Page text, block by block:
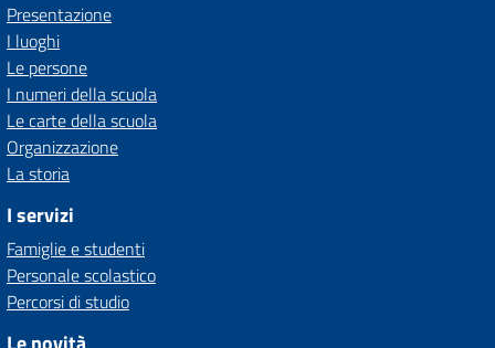
Presentazione
I luoghi
Le persone
I numeri della scuola
Le carte della scuola
Organizzazione
La storia
I servizi
Famiglie e studenti
Personale scolastico
Percorsi di studio